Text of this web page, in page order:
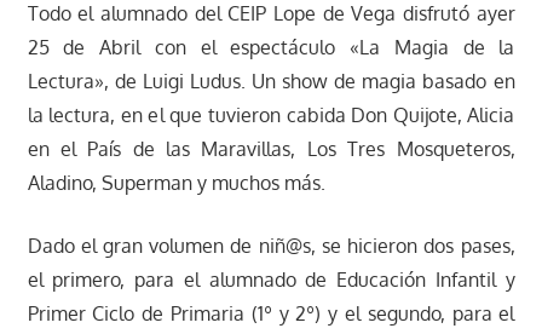
Todo el alumnado del CEIP Lope de Vega disfrutó ayer
25 de Abril con el espectáculo «La Magia de la
Lectura», de Luigi Ludus. Un show de magia basado en
la lectura, en el que tuvieron cabida Don Quijote, Alicia
en el País de las Maravillas, Los Tres Mosqueteros,
Aladino, Superman y muchos más.
Dado el gran volumen de niñ@s, se hicieron dos pases,
el primero, para el alumnado de Educación Infantil y
Primer Ciclo de Primaria (1º y 2º) y el segundo, para el